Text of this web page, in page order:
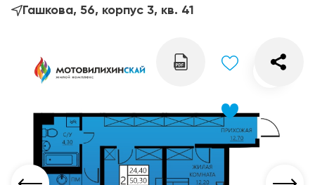
Гашкова, 56, корпус 3, кв. 41